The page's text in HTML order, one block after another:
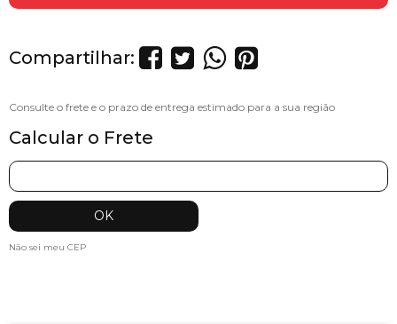
Compartilhar:
Calcular o Frete
Não sei meu CEP